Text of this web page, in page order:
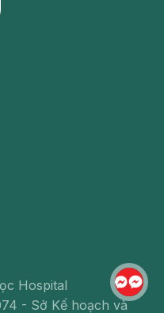
Hospital
- Sở Kế hoạch và